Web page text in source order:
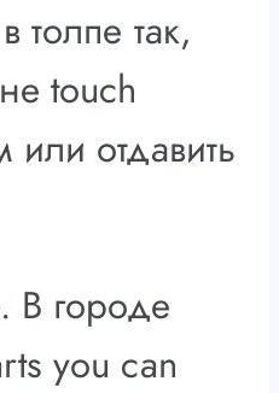
толпе так,
touch
или отдавить
В городе
you can